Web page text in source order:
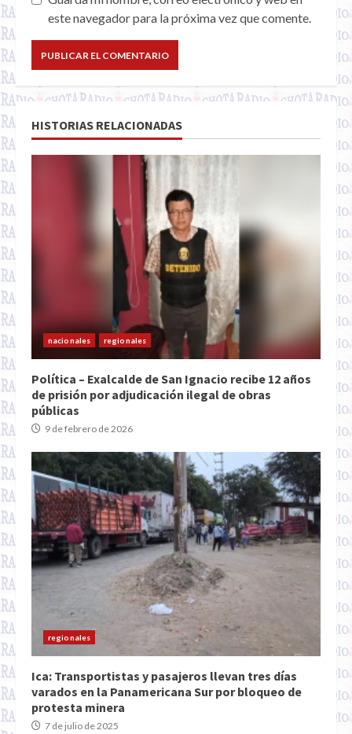
este navegador para la próxima vez que comente.
HISTORIAS RELACIONADAS
nacionales regionales
Política – Exalcalde de San Ignacio recibe 12 años
de prisión por adjudicación ilegal de obras
públicas
9 de febrero de 2026
regionales
Ica: Transportistas y pasajeros llevan tres días
varados en la Panamericana Sur por bloqueo de
protesta minera
7 de julio de 2025